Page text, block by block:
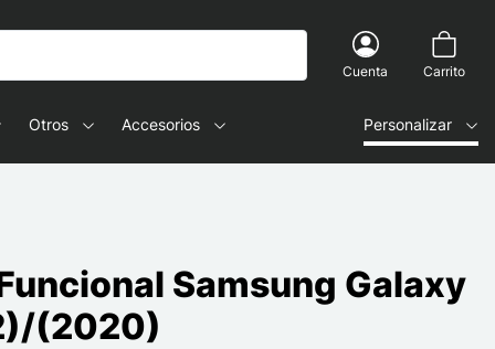
Cuenta Carrito
Otros Accesorios Personalizar
Samsung Galaxy
(2020)